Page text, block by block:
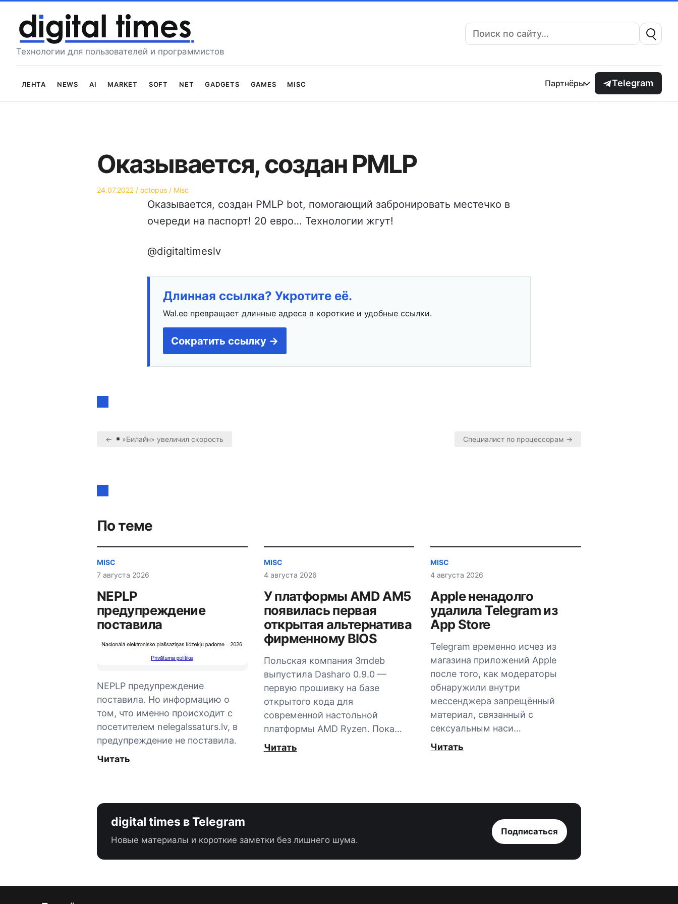
содержимому
Технологии для пользователей и программистов
Поиск:
Лента News AI Market Soft Net Gadgets Games Misc Партнёры Telegram
Оказывается, создан PMLP
Опубликовано
24.07.2022 Автор
octopus
Опубликовано
Misc
Оказывается, создан PMLP bot, помогающий забронировать местечко в
очереди на паспорт! 20 евро… Технологии жгут!
@digitaltimeslv
Длинная ссылка? Укротите её.
Wal.ee превращает длинные адреса в короткие и удобные ссылки.
Сократить ссылку →
по
записям
← »Билайн» увеличил скорость Специалист по процессорам →
По теме
MISC
7 августа 2026
NEPLP
предупреждение
поставила
NEPLP предупреждение
поставила. Но информацию о
том, что именно происходит с
посетителем nelegalssaturs.lv, в
предупреждение не поставила.
Читать
MISC
4 августа 2026
У платформы AMD AM5
появилась первая
открытая альтернатива
фирменному BIOS
Польская компания 3mdeb
выпустила Dasharo 0.9.0 —
первую прошивку на базе
открытого кода для
современной настольной
платформы AMD Ryzen. Пока…
Читать
MISC
4 августа 2026
Apple ненадолго
удалила Telegram из
App Store
Telegram временно исчез из
магазина приложений Apple
после того, как модераторы
обнаружили внутри
мессенджера запрещённый
материал, связанный с
сексуальным наси…
Читать
digital times в Telegram
Новые материалы и короткие заметки без лишнего шума.
Подписаться